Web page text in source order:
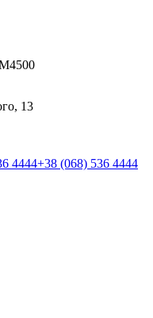
13
4444+38 (068) 536 4444